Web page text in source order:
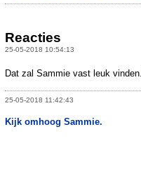
Reacties
25-05-2018 10:54:13
Dat zal Sammie vast leuk vinden..
25-05-2018 11:42:43
Kijk omhoog Sammie.